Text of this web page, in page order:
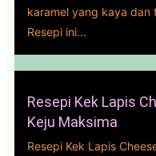
karamel yang kaya dan
Resepi ini...
Resepi Kek Lapis
Keju Maksima
Resepi Kek Lapis